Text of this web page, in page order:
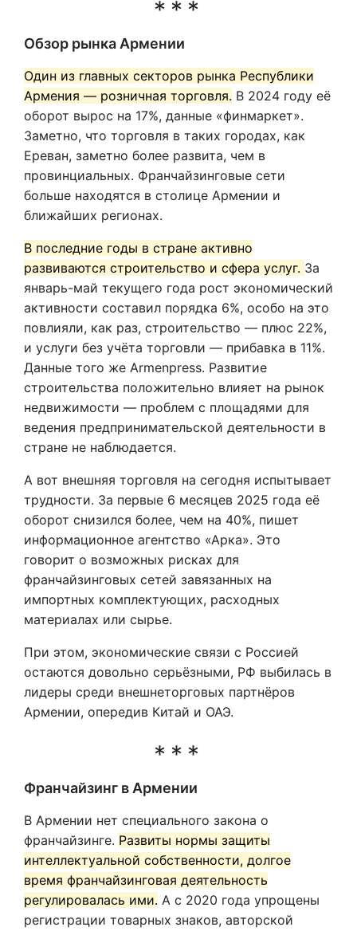
Обзор рынка Армении
Один из главных секторов рынка Республики
Армения — розничная торговля. В 2024 году её
оборот вырос на 17%, данные «финмаркет».
Заметно, что торговля в таких городах, как
Ереван, заметно более развита, чем в
провинциальных. Франчайзинговые сети
больше находятся в столице Армении и
ближайших регионах.
В последние годы в стране активно
развиваются строительство и сфера услуг. За
январь-май текущего года рост экономический
активности составил порядка 6%, особо на это
повлияли, как раз, строительство — плюс 22%,
и услуги без учёта торговли — прибавка в 11%.
Данные того же Armenpress. Развитие
строительства положительно влияет на рынок
недвижимости — проблем с площадями для
ведения предпринимательской деятельности в
стране не наблюдается.
А вот внешняя торговля на сегодня испытывает
трудности. За первые 6 месяцев 2025 года её
оборот снизился более, чем на 40%, пишет
информационное агентство «Арка». Это
говорит о возможных рисках для
франчайзинговых сетей завязанных на
импортных комплектующих, расходных
материалах или сырье.
При этом, экономические связи с Россией
остаются довольно серьёзными, РФ выбилась в
лидеры среди внешнеторговых партнёров
Армении, опередив Китай и ОАЭ.
Франчайзинг в Армении
В Армении нет специального закона о
франчайзинге. Развиты нормы защиты
интеллектуальной собственности, долгое
время франчайзинговая деятельность
регулировалась ими. А с 2020 года упрощены
регистрации товарных знаков, авторской